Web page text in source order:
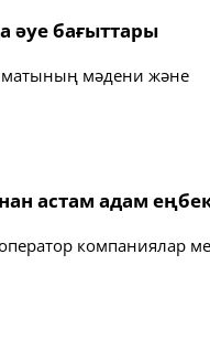
әуе бағыттары
мәдени және
астам адам
компаниялар